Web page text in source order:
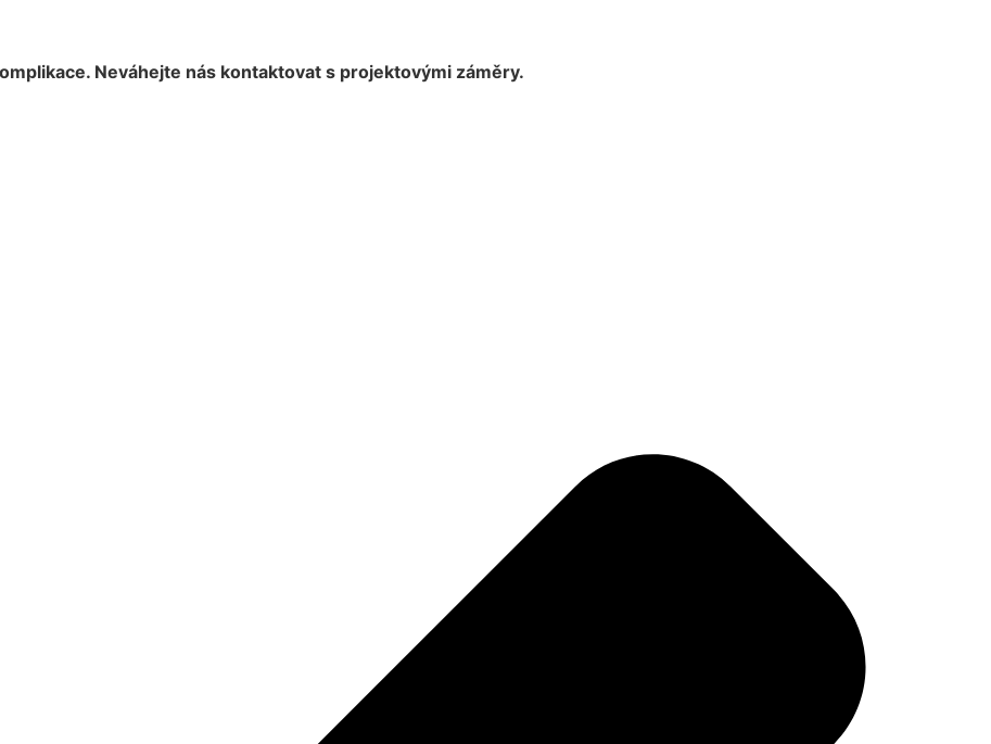
Neváhejte nás kontaktovat s projektovými záměry.